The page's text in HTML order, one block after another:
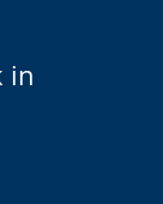
in